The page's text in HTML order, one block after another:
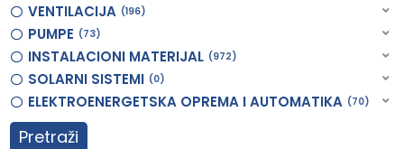
VENTILACIJA 196
PUMPE 73
INSTALACIONI MATERIJAL 972
SOLARNI SISTEMI 0
ELEKTROENERGETSKA OPREMA I AUTOMATIKA 70
Pretraži